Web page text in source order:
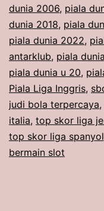
dunia 2006, piala
dunia 2018, piala
piala dunia 2022,
antarklub, piala
piala dunia u 20,
Piala Liga Inggris,
judi bola terpercaya,
italia, top skor liga
top skor liga spanyol
bermain slot